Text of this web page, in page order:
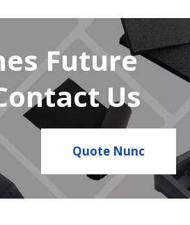
Future
Us
Quote Nunc